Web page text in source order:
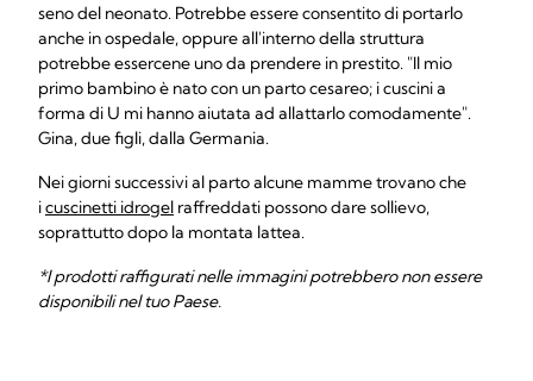
seno del neonato. Potrebbe essere consentito di portarlo
anche in ospedale, oppure all'interno della struttura
potrebbe essercene uno da prendere in prestito. "Il mio
primo bambino è nato con un parto cesareo; i cuscini a
forma di U mi hanno aiutata ad allattarlo comodamente".
Gina, due figli, dalla Germania.
Nei giorni successivi al parto alcune mamme trovano che
icuscinetti idrogel raffreddati possono dare sollievo,
soprattutto dopo la montata lattea.
*I prodotti raffigurati nelle immagini potrebbero non essere
disponibili nel tuo Paese.